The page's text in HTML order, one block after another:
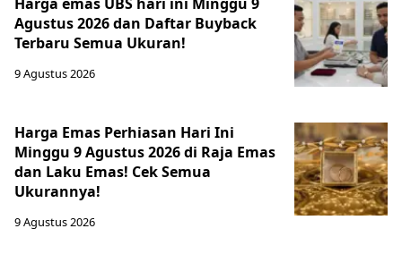
Agustus 2026 dan Daftar Buyback
Terbaru Semua Ukuran!
9 Agustus 2026
Harga Emas Perhiasan Hari Ini
Minggu 9 Agustus 2026 di Raja Emas
dan Laku Emas! Cek Semua
Ukurannya!
9 Agustus 2026